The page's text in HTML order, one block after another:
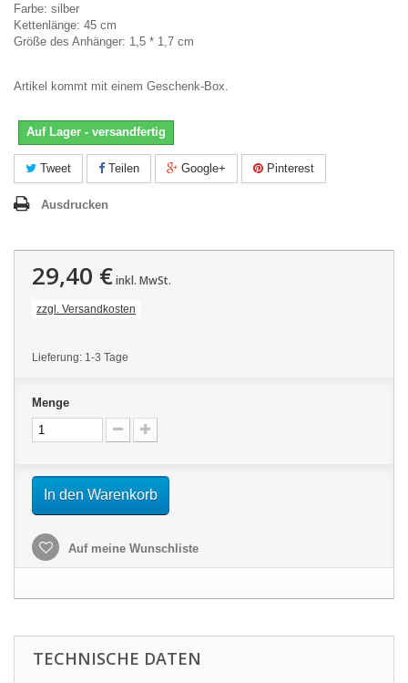
Farbe: silber
Kettenlänge: 45 cm
Größe des Anhänger: 1,5 * 1,7 cm
Artikel kommt mit einem Geschenk-Box.
Auf Lager - versandfertig
Tweet Teilen Google+ Pinterest
Ausdrucken
29,40 €inkl. MwSt.
zzgl. Versandkosten
Lieferung: 1-3 Tage
Menge
In den Warenkorb
Auf meine Wunschliste
TECHNISCHE DATEN